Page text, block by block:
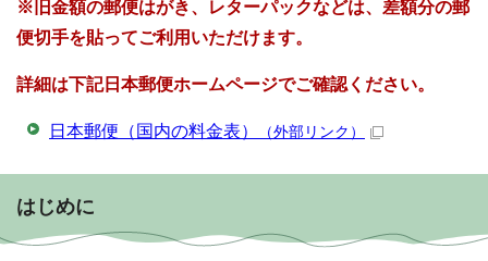
※旧金額の郵便はがき、レターパックなどは、差額分の郵
便切手を貼ってご利用いただけます。
詳細は下記日本郵便ホームページでご確認ください。
日本郵便（国内の料金表） （外部リンク）
はじめに